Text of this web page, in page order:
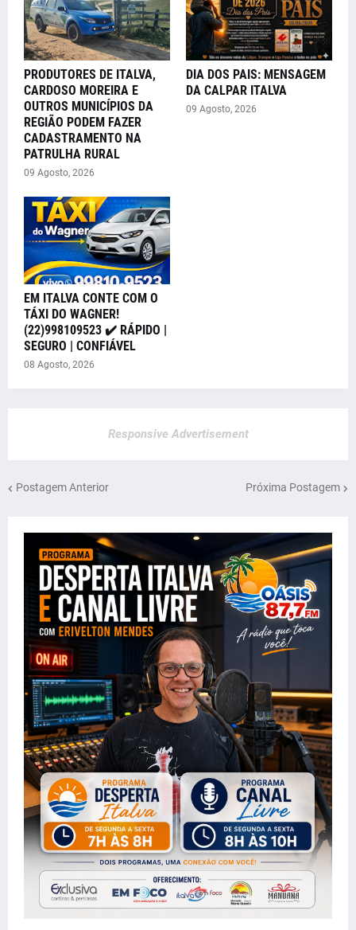
PRODUTORES DE ITALVA,
CARDOSO MOREIRA E
OUTROS MUNICÍPIOS DA
REGIÃO PODEM FAZER
CADASTRAMENTO NA
PATRULHA RURAL
09 Agosto, 2026
DIA DOS PAIS: MENSAGEM
DA CALPAR ITALVA
09 Agosto, 2026
EM ITALVA CONTE COM O
TÁXI DO WAGNER!
(22)998109523 ✔️ RÁPIDO |
SEGURO | CONFIÁVEL
08 Agosto, 2026
Responsive Advertisement
Postagem Anterior Próxima Postagem